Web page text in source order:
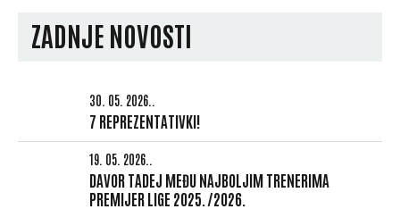
ZADNJE NOVOSTI
30. 05. 2026..
7 REPREZENTATIVKI!
19. 05. 2026..
DAVOR TADEJ MEĐU NAJBOLJIM TRENERIMA
PREMIJER LIGE 2025./2026.